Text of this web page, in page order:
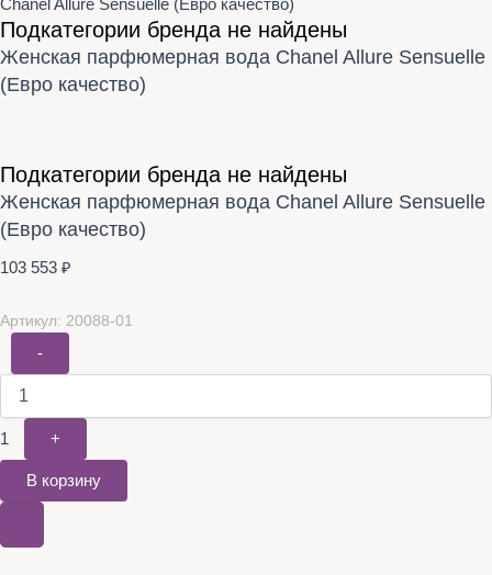
Chanel Allure Sensuelle (Евро качество)
Подкатегории бренда не найдены
Женская парфюмерная вода Chanel Allure Sensuelle
(Евро качество)
Подкатегории бренда не найдены
Женская парфюмерная вода Chanel Allure Sensuelle
(Евро качество)
103 553 ₽
Артикул: 20088-01
-
1 +
В корзину